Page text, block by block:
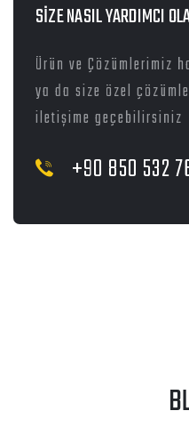
SİZE NASIL YARDIMCI
Ürün ve Çözümlerimiz
ya da size özel
iletişime geçebilirsiniz
+90 850 532